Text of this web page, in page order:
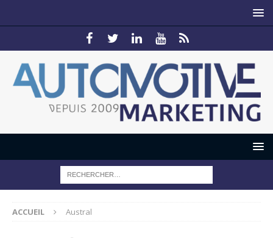
ACCUEIL Austral